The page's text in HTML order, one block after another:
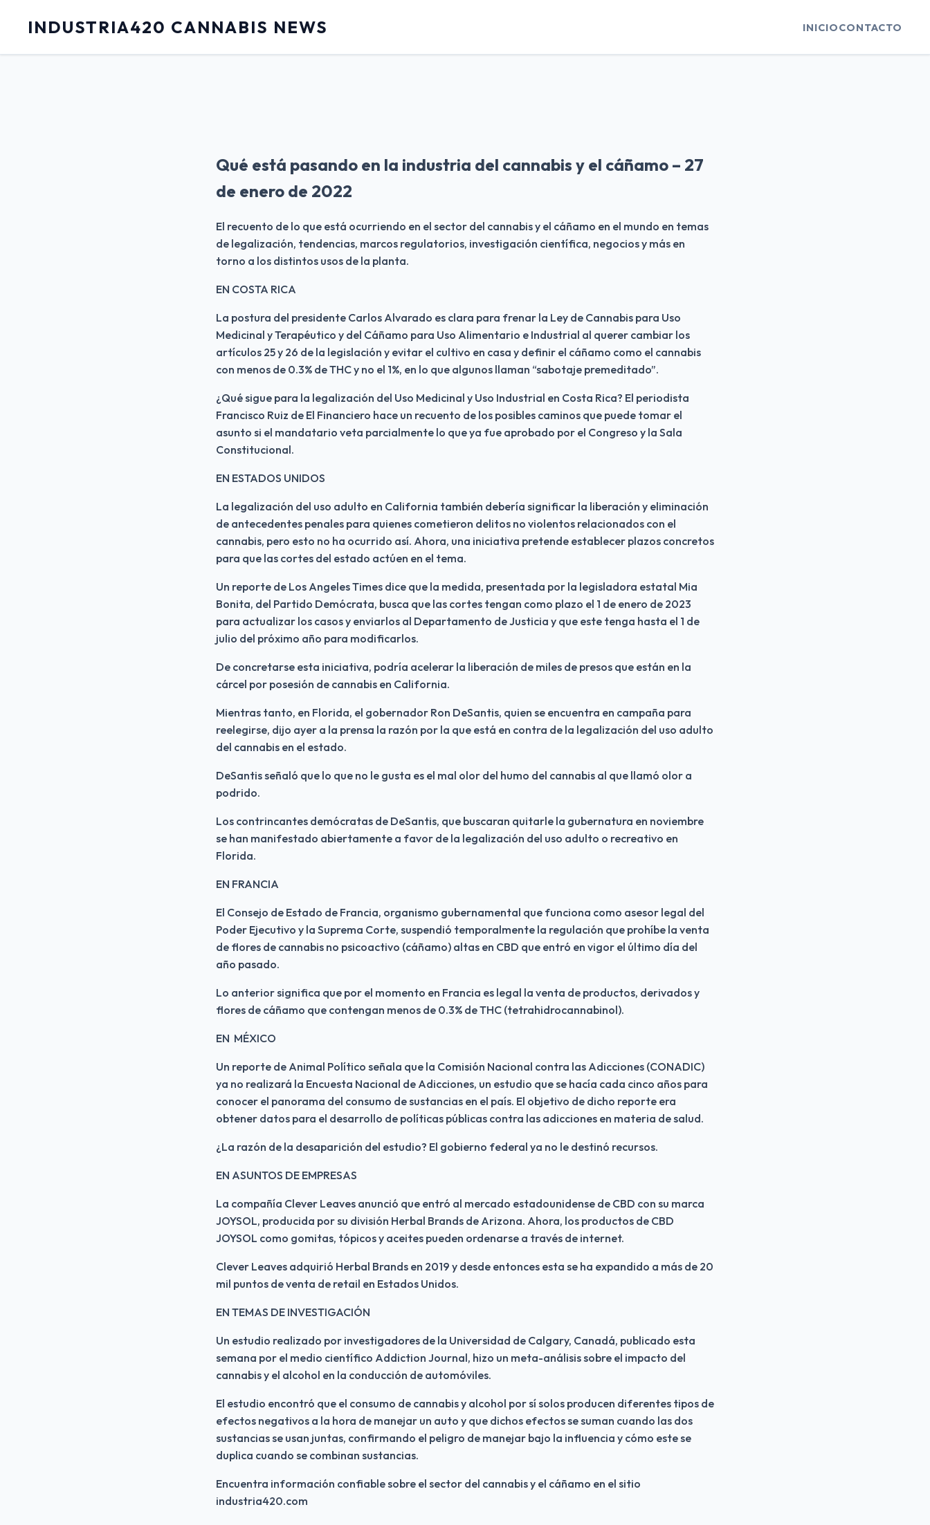
INDUSTRIA420 CANNABIS NEWS INICIOCONTACTO
Qué está pasando en la industria del cannabis y el cáñamo – 27
de enero de 2022
El recuento de lo que está ocurriendo en el sector del cannabis y el cáñamo en el mundo en temas
de legalización, tendencias, marcos regulatorios, investigación científica, negocios y más en
torno a los distintos usos de la planta.
EN COSTA RICA
La postura del presidente Carlos Alvarado es clara para frenar la Ley de Cannabis para Uso
Medicinal y Terapéutico y del Cáñamo para Uso Alimentario e Industrial al querer cambiar los
artículos 25 y 26 de la legislación y evitar el cultivo en casa y definir el cáñamo como el cannabis
con menos de 0.3% de THC y no el 1%, en lo que algunos llaman “sabotaje premeditado”.
¿Qué sigue para la legalización del Uso Medicinal y Uso Industrial en Costa Rica? El periodista
Francisco Ruiz de El Financiero hace un recuento de los posibles caminos que puede tomar el
asunto si el mandatario veta parcialmente lo que ya fue aprobado por el Congreso y la Sala
Constitucional.
EN ESTADOS UNIDOS
La legalización del uso adulto en California también debería significar la liberación y eliminación
de antecedentes penales para quienes cometieron delitos no violentos relacionados con el
cannabis, pero esto no ha ocurrido así. Ahora, una iniciativa pretende establecer plazos concretos
para que las cortes del estado actúen en el tema.
Un reporte de Los Angeles Times dice que la medida, presentada por la legisladora estatal Mia
Bonita, del Partido Demócrata, busca que las cortes tengan como plazo el 1 de enero de 2023
para actualizar los casos y enviarlos al Departamento de Justicia y que este tenga hasta el 1 de
julio del próximo año para modificarlos.
De concretarse esta iniciativa, podría acelerar la liberación de miles de presos que están en la
cárcel por posesión de cannabis en California.
Mientras tanto, en Florida, el gobernador Ron DeSantis, quien se encuentra en campaña para
reelegirse, dijo ayer a la prensa la razón por la que está en contra de la legalización del uso adulto
del cannabis en el estado.
DeSantis señaló que lo que no le gusta es el mal olor del humo del cannabis al que llamó olor a
podrido.
Los contrincantes demócratas de DeSantis, que buscaran quitarle la gubernatura en noviembre
se han manifestado abiertamente a favor de la legalización del uso adulto o recreativo en
Florida.
EN FRANCIA
El Consejo de Estado de Francia, organismo gubernamental que funciona como asesor legal del
Poder Ejecutivo y la Suprema Corte, suspendió temporalmente la regulación que prohíbe la venta
de flores de cannabis no psicoactivo (cáñamo) altas en CBD que entró en vigor el último día del
año pasado.
Lo anterior significa que por el momento en Francia es legal la venta de productos, derivados y
flores de cáñamo que contengan menos de 0.3% de THC (tetrahidrocannabinol).
EN  MÉXICO
Un reporte de Animal Político señala que la Comisión Nacional contra las Adicciones (CONADIC)
ya no realizará la Encuesta Nacional de Adicciones, un estudio que se hacía cada cinco años para
conocer el panorama del consumo de sustancias en el país. El objetivo de dicho reporte era
obtener datos para el desarrollo de políticas públicas contra las adicciones en materia de salud.
¿La razón de la desaparición del estudio? El gobierno federal ya no le destinó recursos.
EN ASUNTOS DE EMPRESAS
La compañía Clever Leaves anunció que entró al mercado estadounidense de CBD con su marca
JOYSOL, producida por su división Herbal Brands de Arizona. Ahora, los productos de CBD
JOYSOL como gomitas, tópicos y aceites pueden ordenarse a través de internet.
Clever Leaves adquirió Herbal Brands en 2019 y desde entonces esta se ha expandido a más de 20
mil puntos de venta de retail en Estados Unidos.
EN TEMAS DE INVESTIGACIÓN
Un estudio realizado por investigadores de la Universidad de Calgary, Canadá, publicado esta
semana por el medio científico Addiction Journal, hizo un meta-análisis sobre el impacto del
cannabis y el alcohol en la conducción de automóviles.
El estudio encontró que el consumo de cannabis y alcohol por sí solos producen diferentes tipos de
efectos negativos a la hora de manejar un auto y que dichos efectos se suman cuando las dos
sustancias se usan juntas, confirmando el peligro de manejar bajo la influencia y cómo este se
duplica cuando se combinan sustancias.
Encuentra información confiable sobre el sector del cannabis y el cáñamo en el sitio
industria420.com